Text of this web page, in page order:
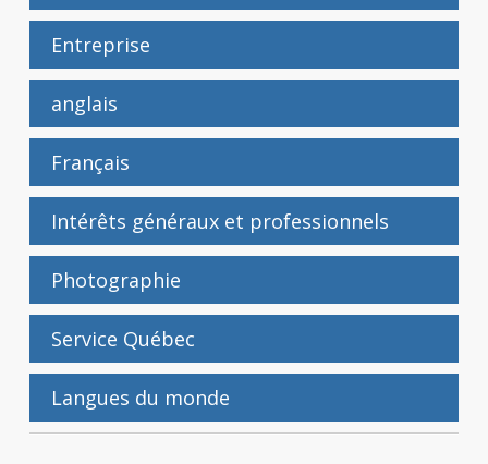
Entreprise
anglais
Français
Intérêts généraux et professionnels
Photographie
Service Québec
Langues du monde